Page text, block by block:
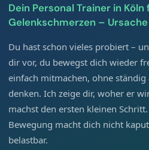
Dein Personal Trainer in
Gelenkschmerzen –
Du hast schon vieles probiert –
dir vor, du bewegst dich wieder
einfach mitmachen, ohne ständig
denken. Ich zeige dir, woher er
machst den ersten kleinen
Bewegung macht dich nicht
belastbar.